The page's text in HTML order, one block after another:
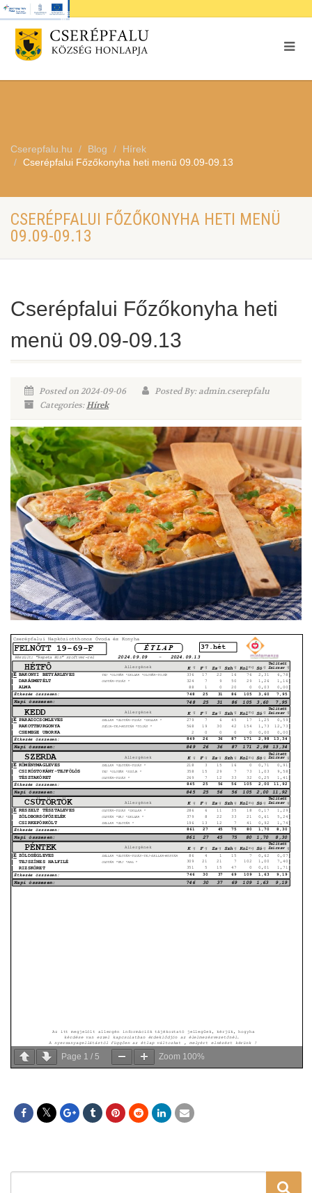
Cserepfalu.hu Blog
Hírek
Cserépfalui Főzőkonyha heti menü 09.09-09.13
CSERÉPFALUI FŐZŐKONYHA HETI MENÜ
09.09-09.13
Cserépfalui Főzőkonyha heti
menü 09.09-09.13
Posted on 2024-09-06
Posted By: admin.cserepfalu
Categories:Hírek
Page 1 / 5 Zoom 100%